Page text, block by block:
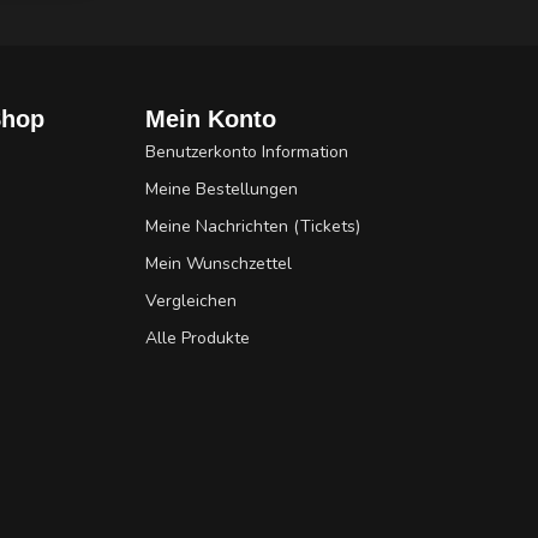
Mein Konto
Benutzerkonto Information
Meine Bestellungen
Meine Nachrichten (Tickets)
Mein Wunschzettel
Vergleichen
Alle Produkte